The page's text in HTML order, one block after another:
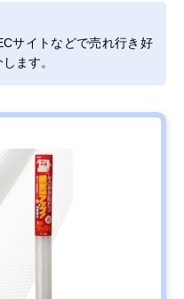
サイトなどで売れ行き好
ます。